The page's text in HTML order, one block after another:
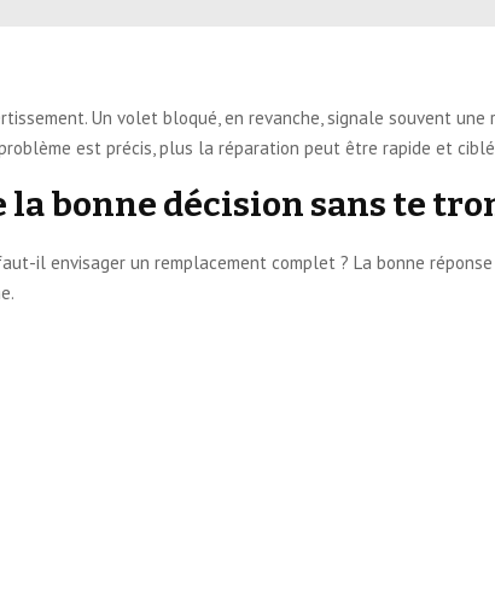
Un volet bloqué, en revanche, signale souvent
est précis, plus la réparation peut être rapide et
bonne décision sans te
il envisager un remplacement complet ? La bonne